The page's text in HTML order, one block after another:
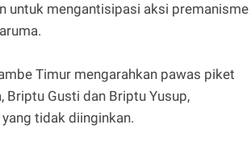
untuk mengantisipasi aksi premanisme
Timur mengarahkan pawas piket
Briptu Gusti dan Briptu Yusup,
tidak diinginkan.